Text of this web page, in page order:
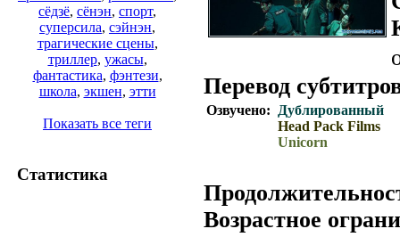
сёдзё, сёнэн, спорт,
суперсила, сэйнэн,
трагические сцены,
триллер, ужасы,
фантастика, фэнтези,
школа, экшен, этти
Показать все теги
Статистика
Перевод
Озвучено:
Дублированный
Head Pack Films
Unicorn
Возрастное